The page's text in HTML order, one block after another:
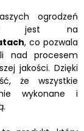
ogrodzeń
jest na
, co pozwala
nad procesem
jakości. Dzięki
że wszystkie
wykonane i